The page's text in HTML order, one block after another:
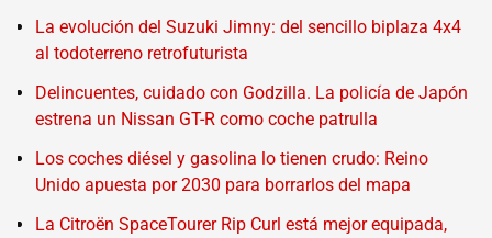
La evolución del Suzuki Jimny: del sencillo biplaza 4x4
al todoterreno retrofuturista
Delincuentes, cuidado con Godzilla. La policía de Japón
estrena un Nissan GT-R como coche patrulla
Los coches diésel y gasolina lo tienen crudo: Reino
Unido apuesta por 2030 para borrarlos del mapa
La Citroën SpaceTourer Rip Curl está mejor equipada,